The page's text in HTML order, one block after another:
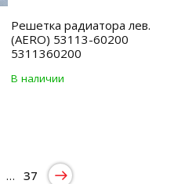
Решетка радиатора лев.
(AERO) 53113-60200
5311360200
В наличии
… 37